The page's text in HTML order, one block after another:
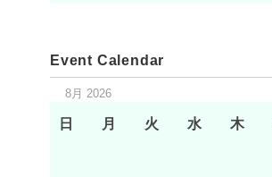
Event Calendar
8月 2026
日 月 火 水 木